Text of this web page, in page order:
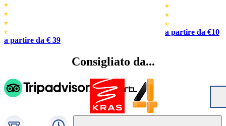
a partire da € 39
a partire da €10
Consigliato da...